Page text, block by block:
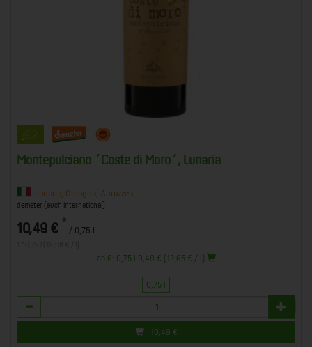
Montepulciano ´Coste di Moro´, Lunaria
Lunaria, Orsogna, Abruzzen
demeter (auch international)
10,49 € * / 0,75 l
ab 6: 0,75 l 9,49 € (12,65 € / l)
0,75 l
Anzahl
10,49 €